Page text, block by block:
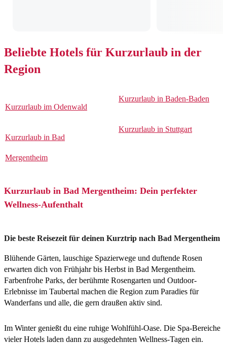
Beliebte Hotels für Kurzurlaub in der
Region
Kurzurlaub im Odenwald
Kurzurlaub in Bad
Mergentheim
Kurzurlaub in Baden-Baden
Kurzurlaub in Stuttgart
Kurzurlaub in Bad Mergentheim: Dein perfekter
Wellness-Aufenthalt
Die beste Reisezeit für deinen Kurztrip nach Bad Mergentheim
Blühende Gärten, lauschige Spazierwege und duftende Rosen
erwarten dich von Frühjahr bis Herbst in Bad Mergentheim.
Farbenfrohe Parks, der berühmte Rosengarten und Outdoor-
Erlebnisse im Taubertal machen die Region zum Paradies für
Wanderfans und alle, die gern draußen aktiv sind.
Im Winter genießt du eine ruhige Wohlfühl-Oase. Die Spa-Bereiche
vieler Hotels laden dann zu ausgedehnten Wellness-Tagen ein.